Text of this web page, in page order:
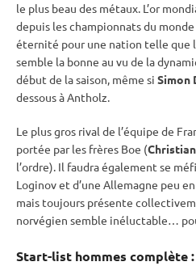
le plus beau des métaux. L’or
depuis leschampionnats du monde
éternité pour une nation telle que
semble la bonne au vu de la
début de la saison, même si Simon
dessous à Antholz.
Le plus gros rival de l’équipe de
portée par les frères Boe (
l’ordre). Il faudra également se
Loginov et d’une Allemagne peu
mais toujours présente
norvégien semble inéluctable…
Start-list hommes complète :